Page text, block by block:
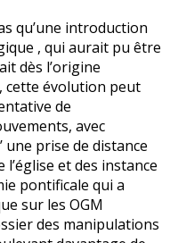
qu’une introduction
, qui aurait pu être
dès l’origine
cette évolution peut
de
avec
une prise de distance
et des instance
pontificale qui a
sur les OGM
des manipulations